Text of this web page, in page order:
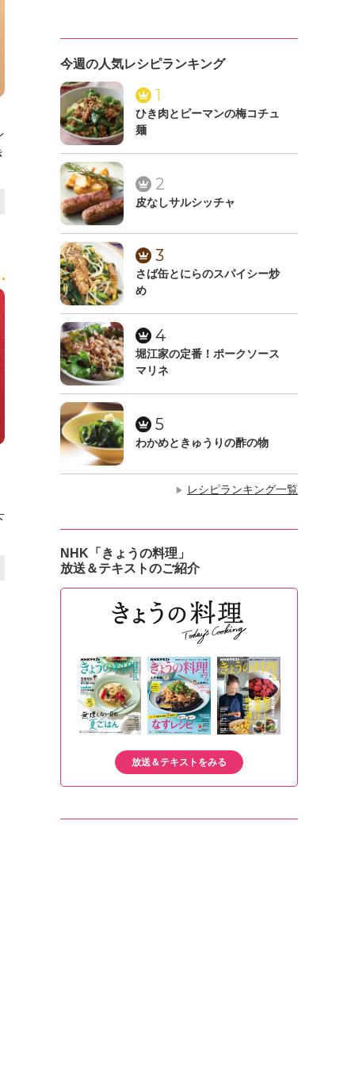
今週の人気レシピランキング
1
ひき肉とピーマンの梅コチュ
麺
2
皮なしサルシッチャ
3
さば缶とにらのスパイシー炒
め
4
堀江家の定番！ポークソース
マリネ
5
わかめときゅうりの酢の物
▶ レシピランキング一覧
NHK「きょうの料理」
放送＆テキストのご紹介
放送＆テキストをみる